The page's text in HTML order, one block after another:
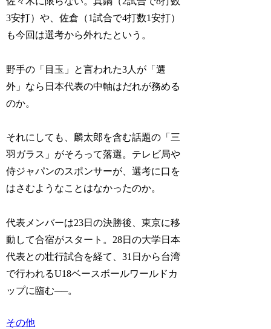
3安打）や、佐倉（1試合で4打数1安打）
も今回は選考から外れたという。
野手の「目玉」と言われた3人が「選
外」なら日本代表の中軸はだれが務める
のか。
それにしても、麟太郎を含む話題の「三
羽ガラス」がそろって落選。テレビ局や
侍ジャパンのスポンサーが、選考に口を
はさむようなことはなかったのか。
代表メンバーは23日の決勝後、東京に移
動して合宿がスタート。28日の大学日本
代表との壮行試合を経て、31日から台湾
で行われるU18ベースボールワールドカ
ップに臨む──。
その他